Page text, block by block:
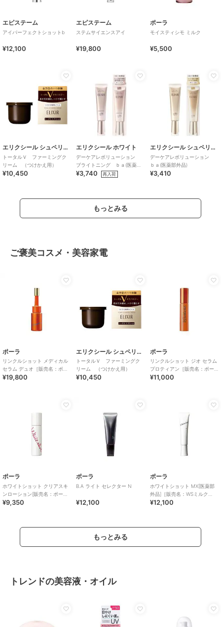
エピステーム
アイパーフェクトショットb
¥12,100
エピステーム
ステムサイエンスアイ
¥19,800
ポーラ
モイスティシモ ミルク
¥5,500
エリクシール シュペリエル
トータルＶ ファーミングク
リーム （つけかえ用）
¥10,450
エリクシール ホワイト
デーケアレボリューション
ブライトニング ｂａ(医薬部
外品)
¥3,740 再入荷
エリクシール シュペリエル
デーケアレボリューション
ｂａ(医薬部外品)
¥3,410
もっとみる
ご褒美コスメ・美容家電
ポーラ
リンクルショット メディカル
セラム デュオ［販売名：ポー
ラ リンクルシ
¥19,800
エリクシール シュペリエル
トータルＶ ファーミングク
リーム （つけかえ用）
¥10,450
ポーラ
リンクルショット ジオ セラム
プロティアン［販売名：ポー
ラ WRS セラム N
¥11,000
ポーラ
ホワイトショット クリアスキ
ンローション[販売名：ポーラ
WSクリアスキ
¥9,350
ポーラ
B.A ライト セレクター N
¥12,100
ポーラ
ホワイトショット MX[医薬部
外品]［販売名：WSミルク
MX］
¥12,100
もっとみる
トレンドの美容液・オイル